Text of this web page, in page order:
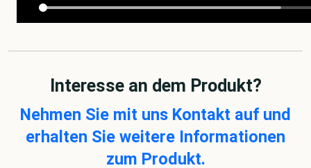
Interesse an dem Produkt?
Nehmen Sie mit uns Kontakt auf und
erhalten Sie weitere Informationen
zum Produkt.